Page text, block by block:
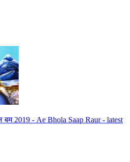
बम 2019 - Ae Bhola Saap Raur - latest